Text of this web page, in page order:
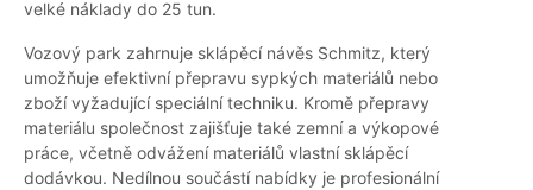
velké náklady do 25 tun.
Vozový park zahrnuje sklápěcí návěs Schmitz, který
umožňuje efektivní přepravu sypkých materiálů nebo
zboží vyžadující speciální techniku. Kromě přepravy
materiálu společnost zajišťuje také zemní a výkopové
práce, včetně odvážení materiálů vlastní sklápěcí
dodávkou. Nedílnou součástí nabídky je profesionální